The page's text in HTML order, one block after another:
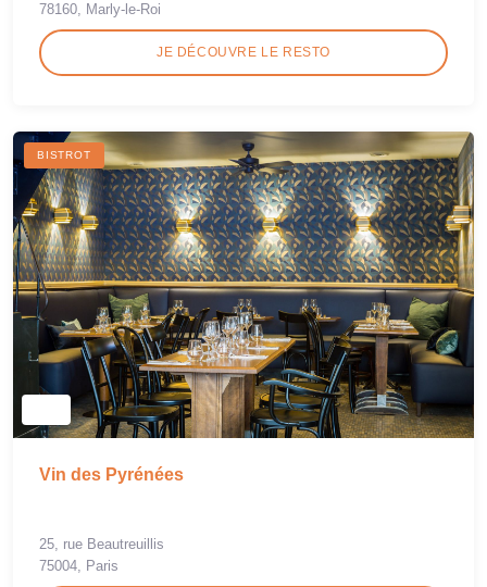
78160, Marly-le-Roi
JE DÉCOUVRE LE RESTO
BISTROT
Vin des Pyrénées
25, rue Beautreuillis
75004, Paris